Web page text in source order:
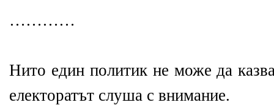
…………
Нито един политик не може да казва
електоратът слуша с внимание.